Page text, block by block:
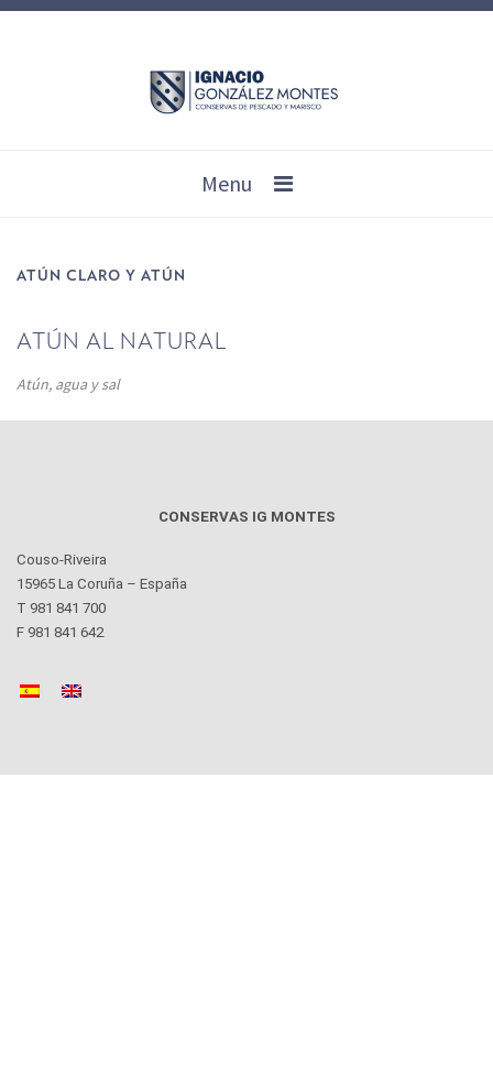
Menu
ATÚN CLARO Y ATÚN
ATÚN AL NATURAL
Atún, agua y sal
CONSERVAS IG MONTES
Couso-Riveira
15965 La Coruña – España
T 981 841 700
F 981 841 642